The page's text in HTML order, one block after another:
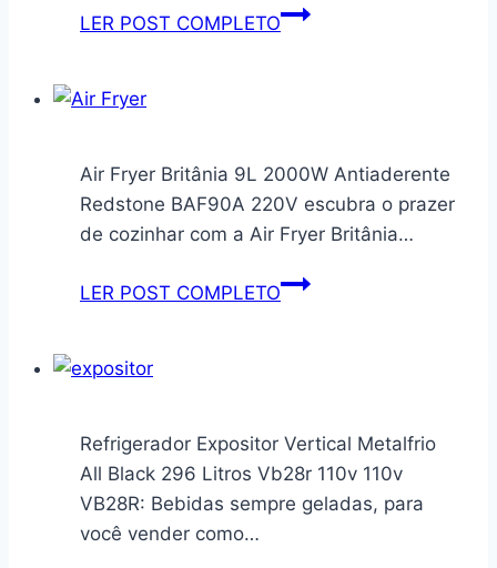
ser
Pastas,
Cremes
–
Antiaderente
com
Capacidade
de
LER POST COMPLETOMesa
L
Notavel
com
Gavetas
Branco
Air Fryer Britânia 9L 2000W Antiaderente
Redstone BAF90A 220V escubra o prazer
de cozinhar com a Air Fryer Britânia…
LER POST COMPLETOAir
Antiaderente
Redstone
BAF90A
220V
Refrigerador Expositor Vertical Metalfrio
All Black 296 Litros Vb28r 110v 110v
VB28R: Bebidas sempre geladas, para
você vender como…